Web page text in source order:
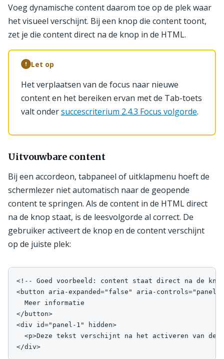
Voeg dynamische content daarom toe op de plek waar
het visueel verschijnt. Bij een knop die content toont,
zet je die content direct na de knop in de HTML.
! Let op
Het verplaatsen van de focus naar nieuwe
content en het bereiken ervan met de Tab-toets
valt ondersuccescriterium 2.4.3 Focus volgorde.
Uitvouwbare content
Bij een accordeon, tabpaneel of uitklapmenu hoeft de
schermlezer niet automatisch naar de geopende
content te springen. Als de content in de HTML direct
na de knop staat, is de leesvolgorde al correct. De
gebruiker activeert de knop en de content verschijnt
op de juiste plek:
<!-- Goed voorbeeld: content staat direct na de
<button aria-expanded="false" aria-controls="panel-
  Meer informatie
</button>
<div id="panel-1" hidden>
<p>Deze tekst verschijnt na het activeren van de
</div>